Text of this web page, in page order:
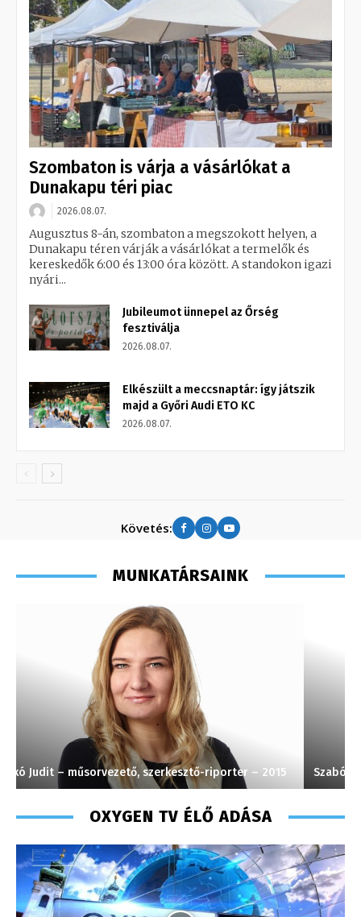
Szombaton is várja a vásárlókat a
Dunakapu téri piac
2026.08.07.
Augusztus 8-án, szombaton a megszokott helyen, a
Dunakapu téren várják a vásárlókat a termelők és
kereskedők 6:00 és 13:00 óra között. A standokon igazi
nyári...
Jubileumot ünnepel az Őrség
fesztiválja
2026.08.07.
Elkészült a meccsnaptár: így játszik
majd a Győri Audi ETO KC
2026.08.07.
Követés:
MUNKATÁRSAINK
Szabó Döníz – sales manager – 2014
OXYGEN TV ÉLŐ ADÁSA